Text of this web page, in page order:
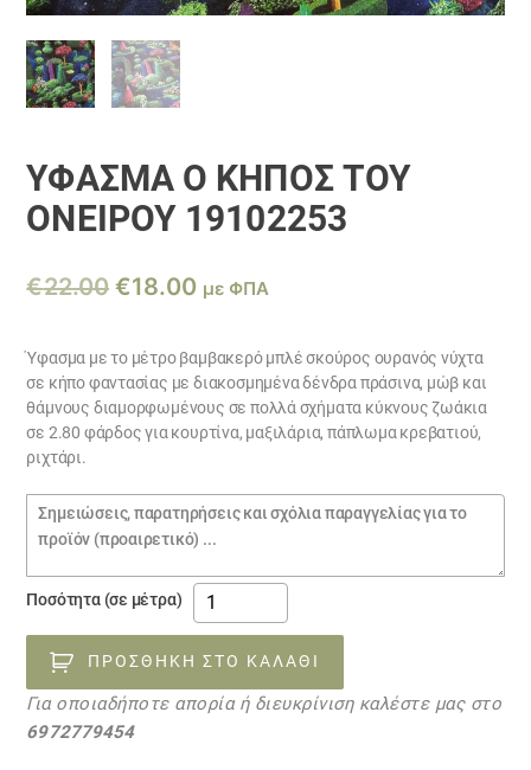
ΎΦΑΣΜΑ Ο ΚΗΠΟΣ ΤΟΥ
ΟΝΕΙΡΟΥ 19102253
€22.00 Original
was:
€22.00.
€18.00Η
τιμή
είναι:
€18.00.
με ΦΠΑ
Ύφασμα με το μέτρο βαμβακερό μπλέ σκούρος ουρανός νύχτα
σε κήπο φαντασίας με διακοσμημένα δένδρα πράσινα, μώβ και
θάμνους διαμορφωμένους σε πολλά σχήματα κύκνους ζωάκια
σε 2.80 φάρδος για κουρτίνα, μαξιλάρια, πάπλωμα κρεβατιού,
ριχτάρι.
Σημειώσεις
παραγγελίας
Ποσότητα (σε μέτρα)
ύφασμα
Ο
ΚΗΠΟΣ
ΤΟΥ
ΟΝΕΙΡΟΥ
ΠΡΟΣΘΉΚΗ ΣΤΟ ΚΑΛΆΘΙ
Για οποιαδήποτε απορία ή διευκρίνιση καλέστε μας στο
6972779454